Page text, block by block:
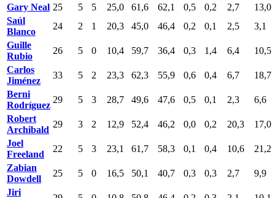
Gary Neal 25 5 5 25,0 61,6 62,1 0,5 0,2 2,7
13,0
Saúl
Blanco
24 2 1 20,3 45,0 46,4 0,2 0,1 2,5
3,1
Guille
Rubio
26 5 0 10,4 59,7 36,4 0,3 1,4 6,4
10,5
Carlos
Jiménez
33 5 2 23,3 62,3 55,9 0,6 0,4 6,7
18,7
Berni
Rodríguez
29 5 3 28,7 49,6 47,6 0,5 0,1 2,3
6,6
Robert
Archibald
29 3 2 12,9 52,4 46,2 0,0 0,2 20,3
17,0
Joel
Freeland
22 5 3 23,1 61,7 58,3 0,1 0,4 10,6
21,2
Zabian
Dowdell
25 5 0 16,5 50,1 40,7 0,3 0,3 2,7
9,9
Jiri